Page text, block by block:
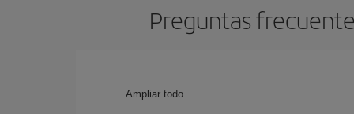
Preguntas
Ampliar todo